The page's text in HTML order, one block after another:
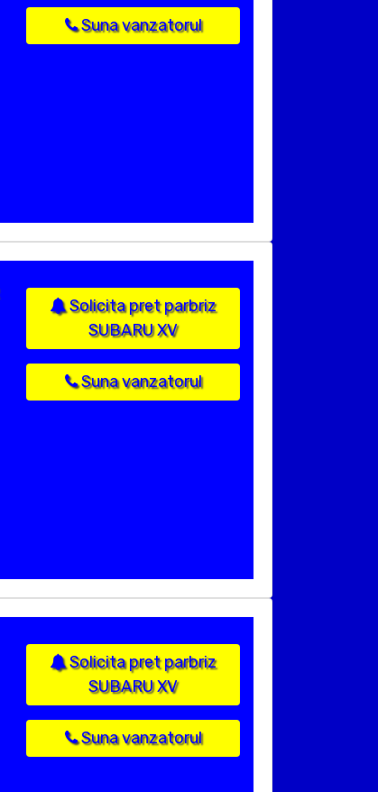
Suna vanzatorul
Solicita pret parbriz
SUBARU XV
Suna vanzatorul
Solicita pret parbriz
SUBARU XV
Suna vanzatorul